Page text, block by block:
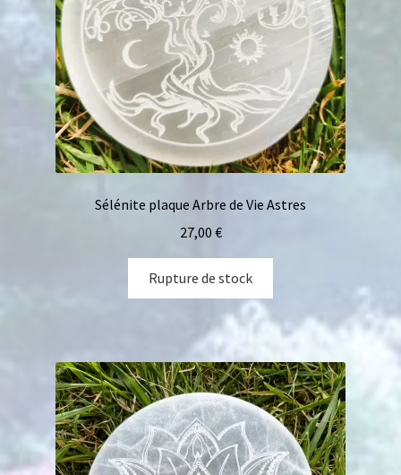
Sélénite plaque Arbre de Vie Astres
27,00 €
Rupture de stock